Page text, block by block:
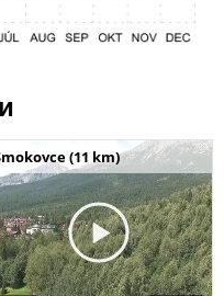
(11 km)